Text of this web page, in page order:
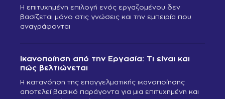
Η επιτυχημένη επιλογή ενός εργαζομένου δεν
βασίζεται μόνο στις γνώσεις και την εμπειρία που
αναγράφονται
Ικανοποίηση από την Εργασία: Τι είναι και
πώς βελτιώνεται
Η κατανόηση της επαγγελματικής ικανοποίησης
αποτελεί βασικό παράγοντα για μια επιτυχημένη και